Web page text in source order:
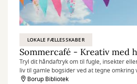
LOKALE FÆLLESSKABER
Sommercafé - Kreativ med
Tryl dit håndaftryk om til fugle, insekter
liv til gamle bogsider ved at tegne omkring
klippe dem ud og lave de fineste dyr og
Borup Bibliotek